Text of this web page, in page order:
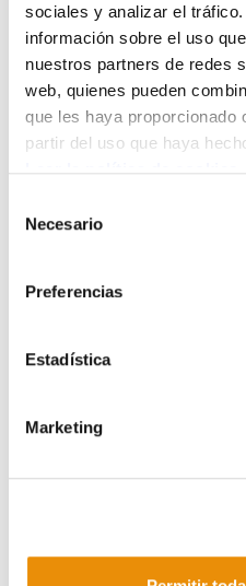
sociales y analizar el
información sobre el uso
nuestros partners de redes
web, quienes pueden
que les haya proporcionado
partir del uso que haya
Necesario
Preferencias
Estadística
Marketing
Bideo hau ikusi ahal izateko
Manu Robles-Arangiz